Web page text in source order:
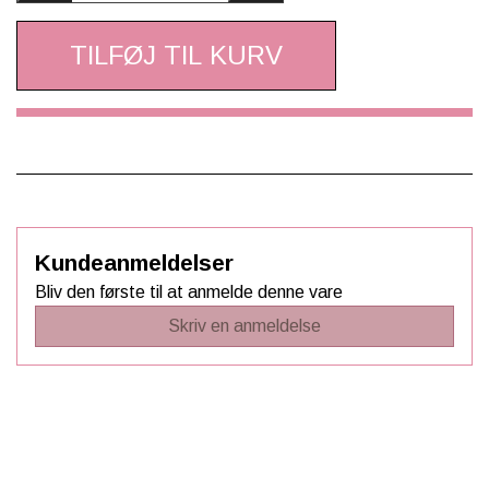
TILFØJ TIL KURV
Kundeanmeldelser
Bliv den første til at anmelde denne vare
Skriv en anmeldelse